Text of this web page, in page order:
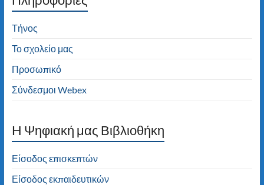
Διαβάστε τα νέα μας άρθρα στην αρχική
Τήνος
Το σχολείο μας
Προσωπικό
Σύνδεσμοι Webex
H Ψηφιακή μας Βιβλιοθήκη
Είσοδος επισκεπτών
Είσοδος εκπαιδευτικών